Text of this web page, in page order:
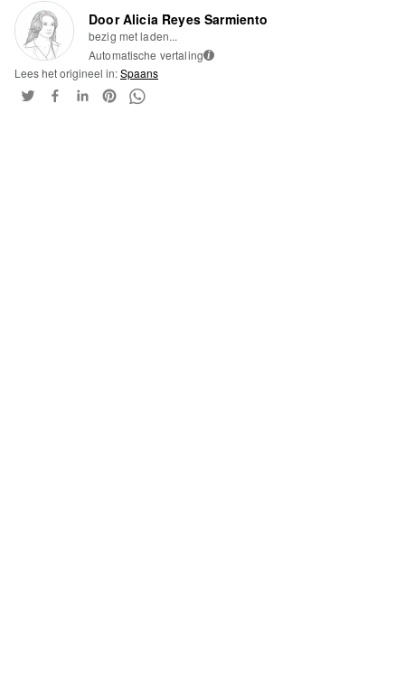
Door Alicia Reyes Sarmiento
bezig met laden...
Automatische vertaling i
Lees het origineel in:Spaans